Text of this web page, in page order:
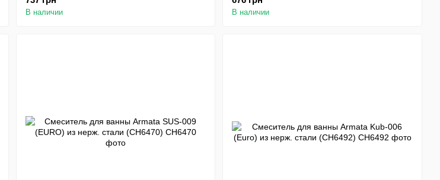
В наличии В наличии